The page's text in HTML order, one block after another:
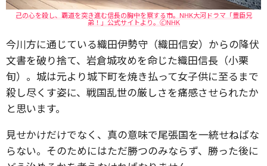
己の心を殺し、覇道を突き進む信長の胸中を察する市。NHK大河ドラマ「豊臣兄
弟！」公式サイトより。🄫NHK
今川方に通じている織田伊勢守（織田信安）からの降伏
文書を破り捨て、岩倉城攻めを命じた織田信長（小栗
旬）。城は元より城下町を焼き払って女子供に至るまで
殺し尽くす姿に、戦国乱世の厳しさを痛感させられたか
と思います。
見せかけだけでなく、真の意味で尾張国を一統せねばな
らない。そのためにはただ勝つのみならず、勝った後に